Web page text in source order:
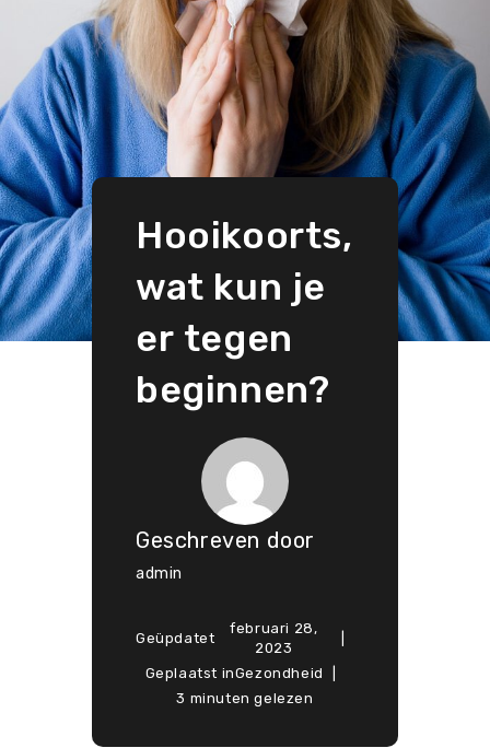
Hooikoorts,
wat kun je
er tegen
beginnen?
Geschreven door
admin
Geüpdatet
februari 28,
2023
Geplaatst inGezondheid
3 minuten gelezen